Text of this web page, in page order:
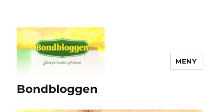
Bondbloggen
MENY